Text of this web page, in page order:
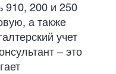
910, 200 и 250
а также
учет
– это